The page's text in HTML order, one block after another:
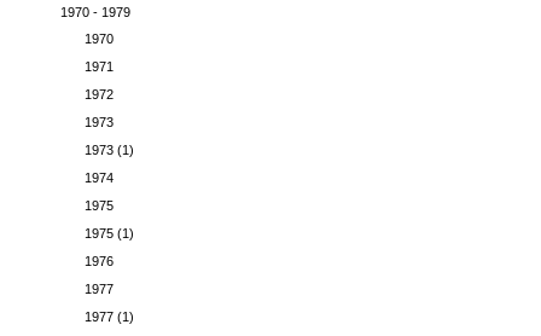
1970 - 1979
1970
1971
1972
1973
1973 (1)
1974
1975
1975 (1)
1976
1977
1977 (1)